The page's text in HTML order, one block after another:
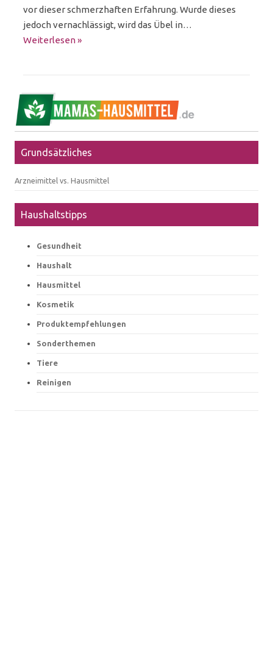
vor dieser schmerzhaften Erfahrung. Wurde dieses
jedoch vernachlässigt, wird das Übel in…
Weiterlesen »
Grundsätzliches
Arzneimittel vs. Hausmittel
Haushaltstipps
Gesundheit
Haushalt
Hausmittel
Kosmetik
Produktempfehlungen
Sonderthemen
Tiere
Reinigen